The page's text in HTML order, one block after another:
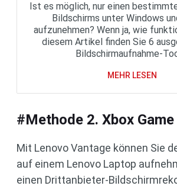
Ist es möglich, nur einen
Bildschirms unter Windows
aufzunehmen? Wenn ja, wie
diesem Artikel finden Sie 6
Bildschirmaufnahme-
MEHR LESEN
#Methode 2. Xbox Game
Mit Lenovo Vantage können Sie
auf einem Lenovo Laptop
einen Drittanbieter-